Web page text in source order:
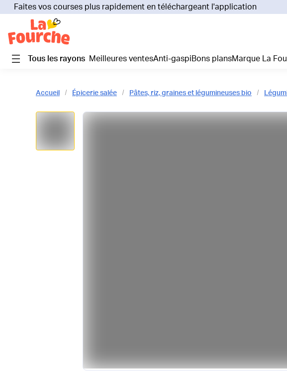
Faites vos courses plus rapidement en téléchargeant l'application
Tous les rayons Meilleures ventes Anti-gaspi Bons plans Marque La
Accueil Épicerie salée Pâtes, riz, graines et légumineuses bio